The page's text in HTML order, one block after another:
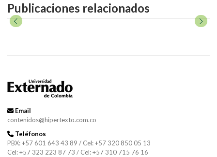
Publicaciones relacionados
Email
contenidos@hipertexto.com.co
Teléfonos
PBX: +57 601 643 43 89 / Cel: +57 320 850 05 13
Cel: +57 323 223 87 73 / Cel: +57 310 715 76 16